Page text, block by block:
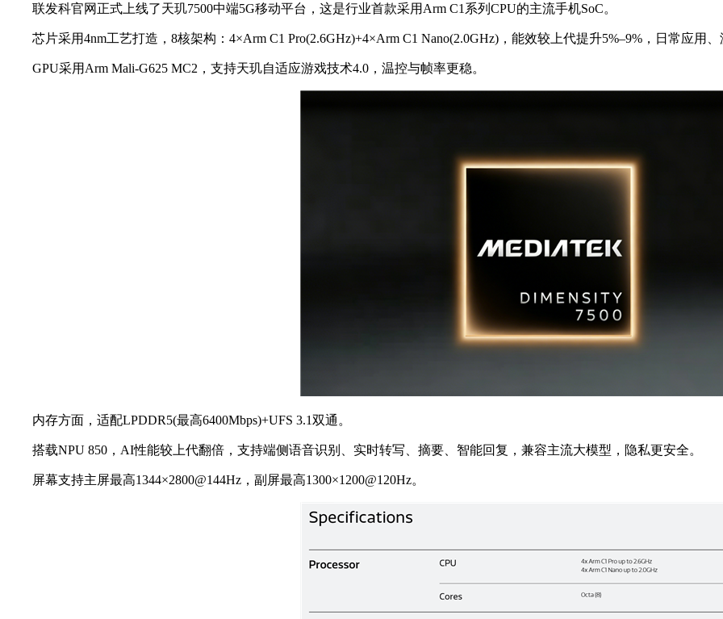
联发科官网正式上线了天玑7500中端5G移动平台，这是行业首款采用Arm C1系列CPU的主流手机SoC。
芯片采用4nm工艺打造，8核架构：4×Arm C1 Pro(2.6GHz)+4×Arm C1 Nano(2.0GHz)，能效较上代提升5%–9%，日常应用、
GPU采用Arm Mali-G625 MC2，支持天玑自适应游戏技术4.0，温控与帧率更稳。
内存方面，适配LPDDR5(最高6400Mbps)+UFS 3.1双通。
搭载NPU 850，AI性能较上代翻倍，支持端侧语音识别、实时转写、摘要、智能回复，兼容主流大模型，隐私更安全。
屏幕支持主屏最高1344×2800@144Hz，副屏最高1300×1200@120Hz。